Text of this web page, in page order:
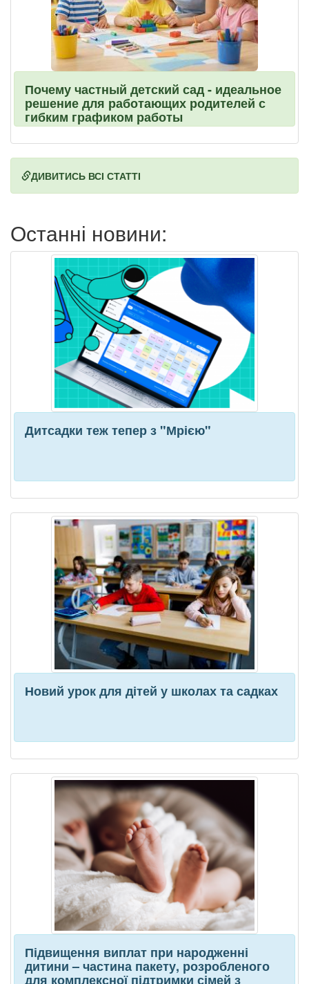
Почему частный детский сад - идеальное
решение для работающих родителей с
гибким графиком работы
ДИВИТИСЬ ВСІ СТАТТІ
Останні новини:
Дитсадки теж тепер з "Мрією"
Новий урок для дітей у школах та садках
Підвищення виплат при народженні
дитини – частина пакету, розробленого
для комплексної підтримки сімей з